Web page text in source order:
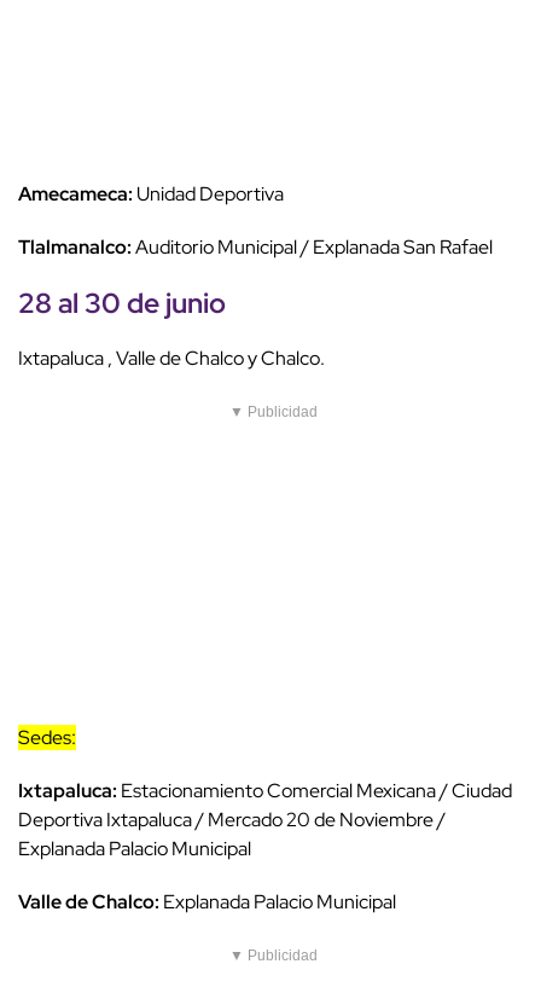
Amecameca: Unidad Deportiva
Tlalmanalco:Auditorio Municipal / Explanada San Rafael
28 al 30 de junio
Ixtapaluca , Valle de Chalco y Chalco.
▼ Publicidad
Sedes:
Ixtapaluca: Estacionamiento Comercial Mexicana / Ciudad
Deportiva Ixtapaluca / Mercado 20 de Noviembre /
Explanada Palacio Municipal
Valle de Chalco: Explanada Palacio Municipal
▼ Publicidad